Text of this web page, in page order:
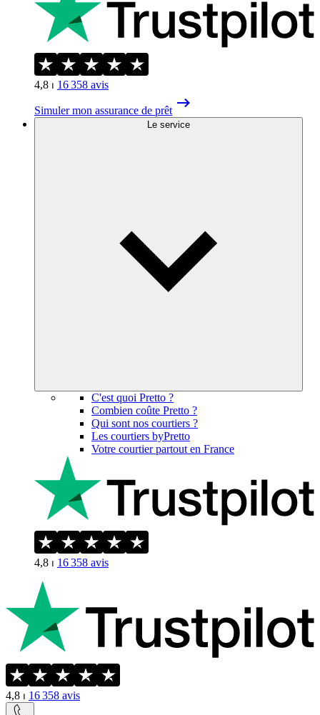
4,8 ⏐ 16 358 avis
Simuler mon assurance de prêt
Le service
C'est quoi Pretto ?
Combien coûte Pretto ?
Qui sont nos courtiers ?
Les courtiers byPretto
Votre courtier partout en France
4,8 ⏐ 16 358 avis
4,8 ⏐ 16 358 avis